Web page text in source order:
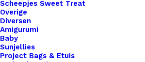
Scheepjes Sweet Treat
Overige
Diversen
Amigurumi
Baby
Sunjellies
Project Bags & Etuis
wij hebben de perfecte optie voor
Little labels zijn gemaakt van
wat zorgt voor duurzaamheid en
uitstraling. Bovendien bieden we